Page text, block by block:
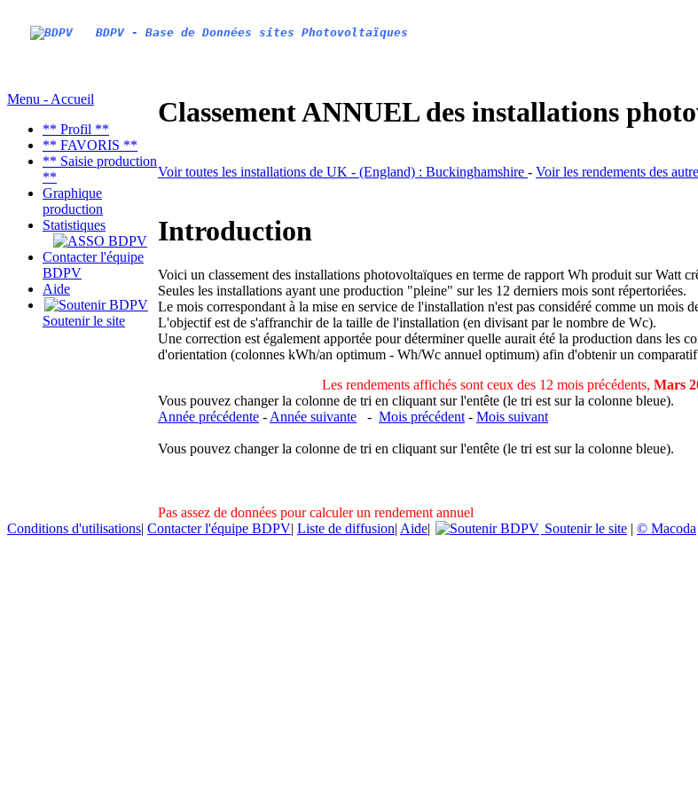
BDPV - Base de Données sites Photovoltaïques
Menu - Accueil
** Profil **
** FAVORIS **
** Saisie production
**
Graphique
production
Statistiques
Contacter l'équipe
BDPV
Aide
Soutenir le site
Classement ANNUEL des installations
Voir toutes les installations de UK - (England) : Buckinghamshire - Voir les rendements des
Introduction
Voici un classement des installations photovoltaïques en terme de rapport Wh produit sur Watt
Seules les installations ayant une production "pleine" sur les 12 derniers mois sont répertoriées.
Le mois correspondant à la mise en service de l'installation n'est pas considéré comme un mois
L'objectif est de s'affranchir de la taille de l'installation (en divisant par le nombre de Wc).
Une correction est également apportée pour déterminer quelle aurait été la production dans les
d'orientation (colonnes kWh/an optimum - Wh/Wc annuel optimum) afin d'obtenir un comparatif
Les rendements affichés sont ceux des 12 mois précédents, Mars
Vous pouvez changer la colonne de tri en cliquant sur l'entête (le tri est sur la colonne bleue).
Année précédente - Année suivante - Mois précédent - Mois suivant
Vous pouvez changer la colonne de tri en cliquant sur l'entête (le tri est sur la colonne bleue).
Pas assez de données pour calculer un rendement annuel
Conditions d'utilisations| Contacter l'équipe BDPV| Liste de diffusion| Aide| Soutenir le site | © Macoda